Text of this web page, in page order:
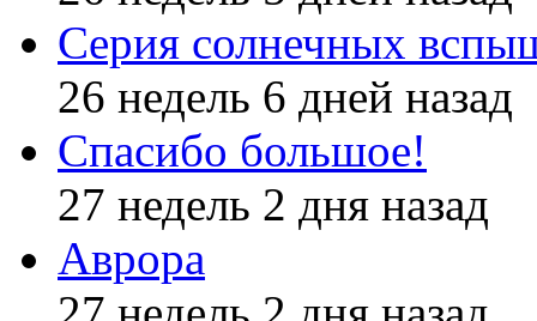
Серия солнечных
26 недель 6 дней назад
Спасибо большое!
27 недель 2 дня назад
Аврора